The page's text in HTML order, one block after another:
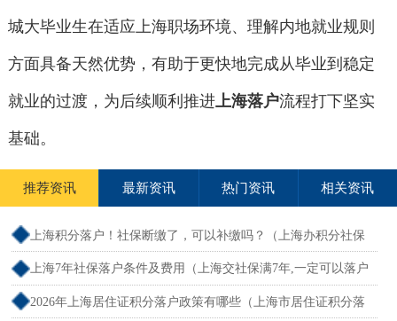
城大毕业生在适应上海职场环境、理解内地就业规则
方面具备天然优势，有助于更快地完成从毕业到稳定
就业的过渡，为后续顺利推进上海落户流程打下坚实
基础。
推荐资讯 最新资讯 热门资讯 相关资讯
上海积分落户！社保断缴了，可以补缴吗？（上海办积分社保
断交需要重新计算吗）
上海7年社保落户条件及费用（上海交社保满7年,一定可以落户
吗？）
2026年上海居住证积分落户政策有哪些（上海市居住证积分落